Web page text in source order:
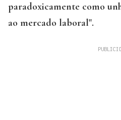
paradoxicamente como
ao mercado laboral".